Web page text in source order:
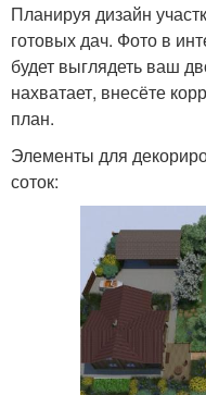
Планируя дизайн
готовых дач. Фото в
будет выглядеть ваш
нахватает, внесёте
план.
Элементы для
соток: